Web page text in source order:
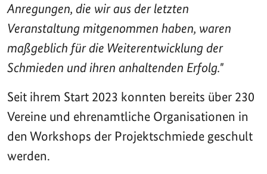
Anregungen, die wir aus der letzten
Veranstaltung mitgenommen haben, waren
maßgeblich für die Weiterentwicklung der
Schmieden und ihren anhaltenden Erfolg."
Seit ihrem Start 2023 konnten bereits über 230
Vereine und ehrenamtliche Organisationen in
den Workshops der Projektschmiede geschult
werden.